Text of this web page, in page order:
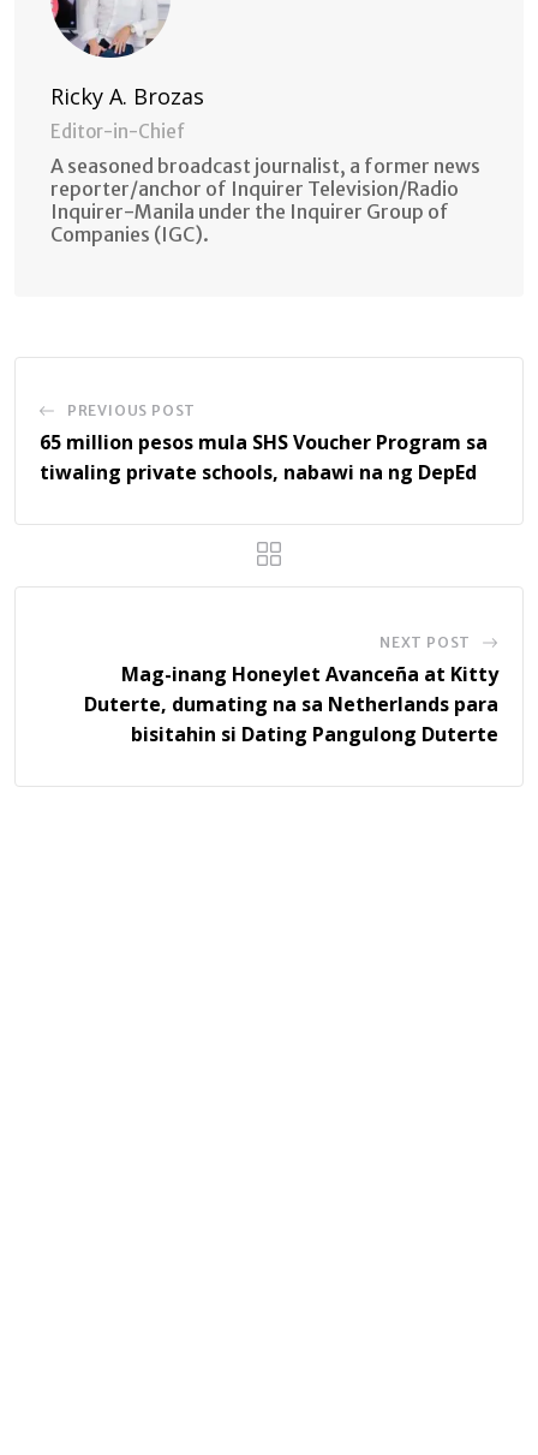
Ricky A. Brozas
Editor-in-Chief
A seasoned broadcast journalist, a former news
reporter/anchor of Inquirer Television/Radio
Inquirer-Manila under the Inquirer Group of
Companies (IGC).
PREVIOUS POST
65 million pesos mula SHS Voucher Program sa
tiwaling private schools, nabawi na ng DepEd
NEXT POST
Mag-inang Honeylet Avanceña at Kitty
Duterte, dumating na sa Netherlands para
bisitahin si Dating Pangulong Duterte